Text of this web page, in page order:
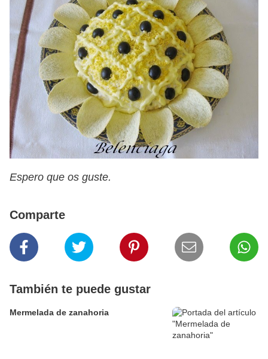
Espero que os guste.
Comparte
También te puede gustar
Mermelada de zanahoria